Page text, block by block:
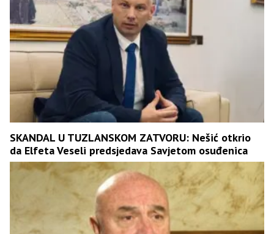
SKANDAL U TUZLANSKOM ZATVORU: Nešić otkrio
da Elfeta Veseli predsjedava Savjetom osuđenica